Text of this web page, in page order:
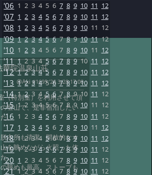
華院温泉山荘
@Aki #1695 '26 3/28 17:00
（特別室）を利用させて頂
登山で、是非宿泊したい
。
衣所も清潔。開放的なオ
を眺めながら火照った体
。
眺めも最高。ストーブも
'06 1 2 3 4 5 6 7 8 9 10 11 12
'07 1 2 3 4 5 6 7 8 9 10 11 12
'08 1 2 3 4 5 6 7 8 9 10 11 12
'09 1 2 3 4 5 6 7 8 9 10 11 12
'10 1 2 3 4 5 6 7 8 9 10 11 12
'11 1 2 3 4 5 6 7 8 9 10 11 12
'12 1 2 3 4 5 6 7 8 9 10 11 12
'13 1 2 3 4 5 6 7 8 9 10 11 12
'14 1 2 3 4 5 6 7 8 9 10 11 12
'15 1 2 3 4 5 6 7 8 9 10 11 12
'16 1 2 3 4 5 6 7 8 9 10 11 12
'17 1 2 3 4 5 6 7 8 9 10 11 12
'18 1 2 3 4 5 6 7 8 9 10 11 12
'19 1 2 3 4 5 6 7 8 9 10 11 12
'20 1 2 3 4 5 6 7 8 9 10 11 12
'21 1 2 3 4 5 6 7 8 9 10 11 12